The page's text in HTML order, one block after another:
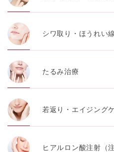
シワ取り・ほうれい
たるみ治療
若返り・エイジング
ヒアルロン酸注射（注